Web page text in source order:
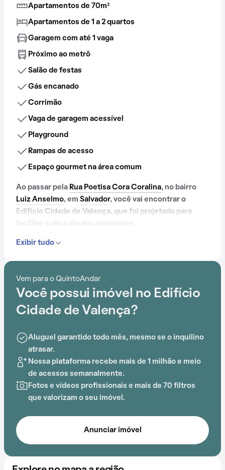
Apartamentos de 70m²
Apartamentos de 1 a 2 quartos
Garagem com até 1 vaga
Próximo ao metrô
Salão de festas
Gás encanado
Corrimão
Vaga de garagem acessível
Playground
Rampas de acesso
Espaço gourmet na área comum
Ao passar pela Rua Poetisa Cora Coralina, no bairro
Luiz Anselmo, em Salvador, você vai encontrar o
Edifício Cidade de Valença, que foi projetado para
comodidades, o Edifício Cidade de Valença pode ser
momentos sem sair de casa e more em um condomínio
que oferece salão de festas, gás encanado,
playground e espaço gourmet na área comum.
A localização também oferece opções de Caracol,
Escola, Colégio Estadual Federico Costa, Escola
Creche Efraim,Estação Bonocô
e Shopping Vila Laura
e a região pode agradar quem gosta de resolver as
coisas perto de casa.
Exibir tudo
Vem para o QuintoAndar
Você possui imóvel no Edifício
Cidade de Valença?
Aluguel garantido todo mês, mesmo se o inquilino
atrasar.
Nossa plataforma recebe mais de 1 milhão e meio
de acessos semanalmente.
Fotos e vídeos profissionais e mais de 70 filtros
que valorizam o seu imóvel.
Anunciar imóvel